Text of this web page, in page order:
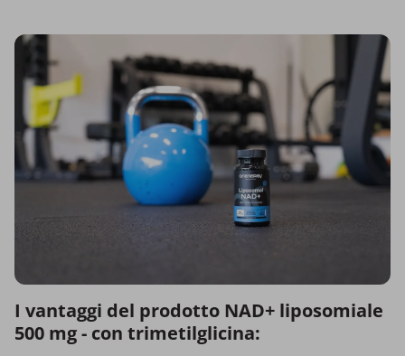
I vantaggi del prodotto NAD+ liposomiale
500 mg - con trimetilglicina: